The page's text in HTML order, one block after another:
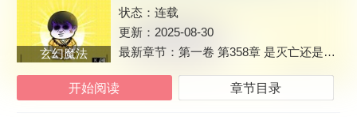
玄幻魔法
状态：连载
更新： 2025-08-30
最新章节：第一卷 第358章 是灭亡还是新生？
开始阅读 章节目录